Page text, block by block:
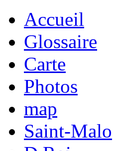
Accueil
Glossaire
Carte
Photos
map
Saint-Malo